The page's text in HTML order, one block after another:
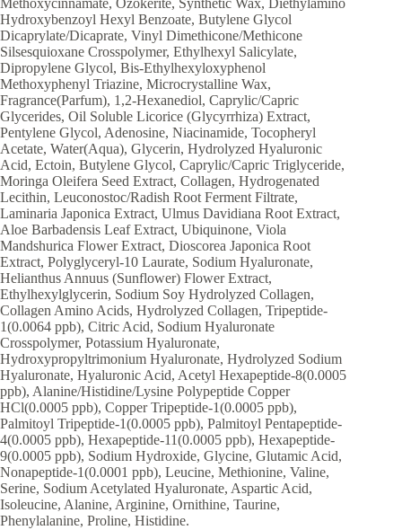
Methoxycinnamate, Ozokerite, Synthetic Wax, Diethylamino
Hydroxybenzoyl Hexyl Benzoate, Butylene Glycol
Dicaprylate/Dicaprate, Vinyl Dimethicone/Methicone
Silsesquioxane Crosspolymer, Ethylhexyl Salicylate,
Dipropylene Glycol, Bis-Ethylhexyloxyphenol
Methoxyphenyl Triazine, Microcrystalline Wax,
Fragrance(Parfum), 1,2-Hexanediol, Caprylic/Capric
Glycerides, Oil Soluble Licorice (Glycyrrhiza) Extract,
Pentylene Glycol, Adenosine, Niacinamide, Tocopheryl
Acetate, Water(Aqua), Glycerin, Hydrolyzed Hyaluronic
Acid, Ectoin, Butylene Glycol, Caprylic/Capric Triglyceride,
Moringa Oleifera Seed Extract, Collagen, Hydrogenated
Lecithin, Leuconostoc/Radish Root Ferment Filtrate,
Laminaria Japonica Extract, Ulmus Davidiana Root Extract,
Aloe Barbadensis Leaf Extract, Ubiquinone, Viola
Mandshurica Flower Extract, Dioscorea Japonica Root
Extract, Polyglyceryl-10 Laurate, Sodium Hyaluronate,
Helianthus Annuus (Sunflower) Flower Extract,
Ethylhexylglycerin, Sodium Soy Hydrolyzed Collagen,
Collagen Amino Acids, Hydrolyzed Collagen, Tripeptide-
1(0.0064 ppb), Citric Acid, Sodium Hyaluronate
Crosspolymer, Potassium Hyaluronate,
Hydroxypropyltrimonium Hyaluronate, Hydrolyzed Sodium
Hyaluronate, Hyaluronic Acid, Acetyl Hexapeptide-8(0.0005
ppb), Alanine/Histidine/Lysine Polypeptide Copper
HCl(0.0005 ppb), Copper Tripeptide-1(0.0005 ppb),
Palmitoyl Tripeptide-1(0.0005 ppb), Palmitoyl Pentapeptide-
4(0.0005 ppb), Hexapeptide-11(0.0005 ppb), Hexapeptide-
9(0.0005 ppb), Sodium Hydroxide, Glycine, Glutamic Acid,
Nonapeptide-1(0.0001 ppb), Leucine, Methionine, Valine,
Serine, Sodium Acetylated Hyaluronate, Aspartic Acid,
Isoleucine, Alanine, Arginine, Ornithine, Taurine,
Phenylalanine, Proline, Histidine.